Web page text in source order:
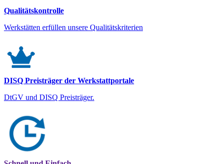
Qualitätskontrolle
Werkstätten erfüllen unsere Qualitätskriterien
DISQ Preisträger der Werkstattportale
DtGV und DISQ Preisträger.